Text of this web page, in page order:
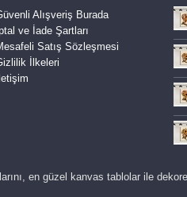
Alışveriş Burada
ve İade Şartları
Satış Sözleşmesi
İlkeleri
en güzel kanvas tablolar ile